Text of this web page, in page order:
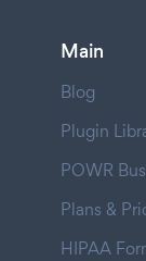
Main
Blog
Plugin
POWR
Plans &
HIPAA